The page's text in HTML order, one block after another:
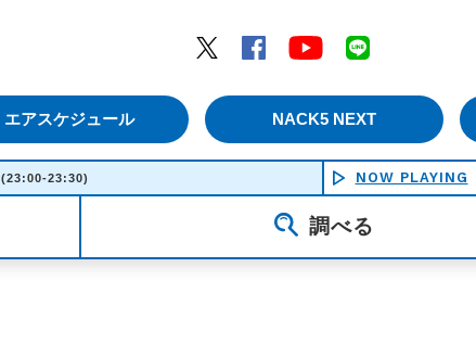
Twitter
Facebook YouTube
エアスケジュール NACK5 NEXT
(23:00-23:30) NOW PLAYING
調べる